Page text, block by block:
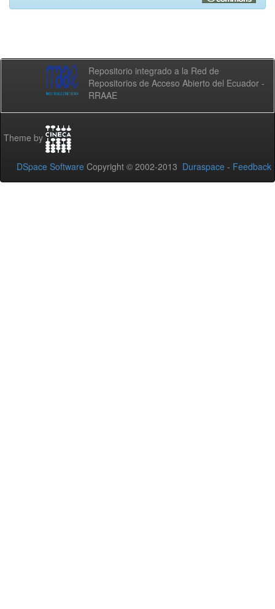
Repositorio integrado a la Red de
Repositorios de Acceso Abierto del Ecuador -
RRAAE
Theme by
DSpace Software Copyright © 2002-2013 Duraspace - Feedback